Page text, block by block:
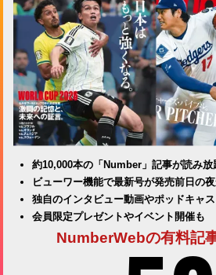
約10,000本の「Number」記事が読み放
ビューワー機能で最新号が発売前日の
独自のインタビュー動画やポッドキャ
会員限定プレゼントやイベント開催も
NumberWebの有料記